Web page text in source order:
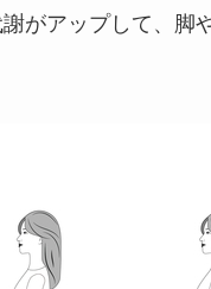
がアップして、脚